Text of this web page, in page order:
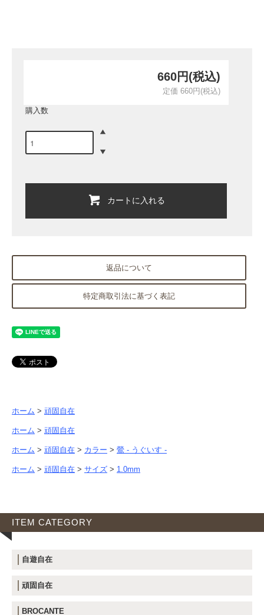
660円(税込)
定価 660円(税込)
購入数
カートに入れる
返品について
特定商取引法に基づく表記
ホーム > 頑固自在
ホーム > 頑固自在
ホーム > 頑固自在 > カラー > 鶯 - うぐいす -
ホーム > 頑固自在 > サイズ > 1.0mm
ITEM CATEGORY
自遊自在
頑固自在
BROCANTE